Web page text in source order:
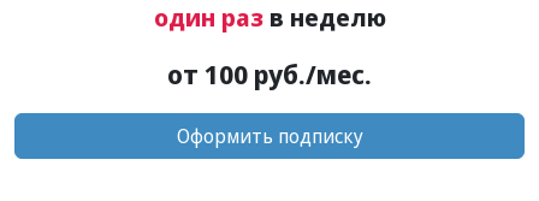
один разв неделю
от 100 руб./мес.
Оформить подписку